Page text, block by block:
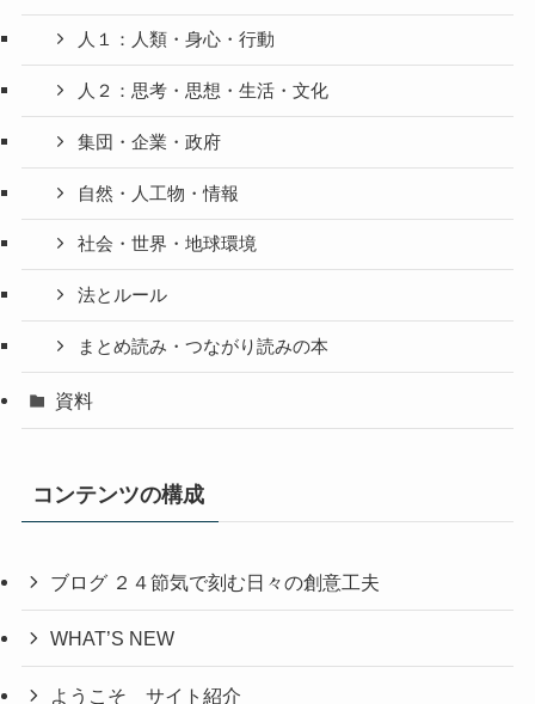
人１：人類・身心・行動
人２：思考・思想・生活・文化
集団・企業・政府
自然・人工物・情報
社会・世界・地球環境
法とルール
まとめ読み・つながり読みの本
資料
コンテンツの構成
ブログ ２４節気で刻む日々の創意工夫
WHAT’S NEW
ようこそ＿サイト紹介